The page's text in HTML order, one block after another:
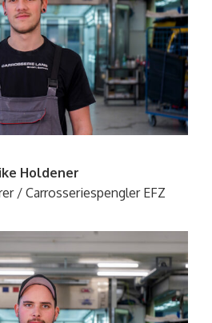
Holdener
/ CarrosseriespenglerEFZ